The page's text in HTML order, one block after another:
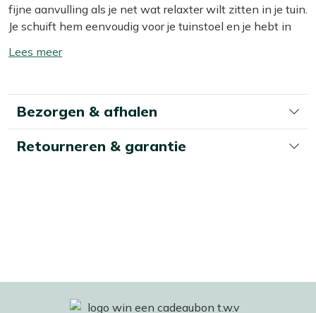
fijne aanvulling als je net wat relaxter wilt zitten in je tuin.
Je schuift hem eenvoudig voor je tuinstoel en je hebt in
boek of middagdutje. Door het compacte formaat
zo weer aan de kant als je klaar bent met loungen. Deze
voetenbank is vooral handig als je al een loungeset of
tuinstoelen hebt en je net dat beetje extra comfort zoekt,
zonder gelijk een hele nieuwe set te kopen.
Toon/verberg
Bezorgen & afhalen
Retourneren & garantie